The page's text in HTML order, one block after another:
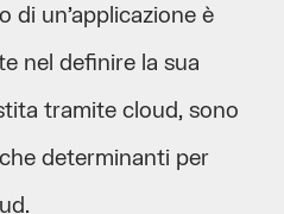
di un’applicazione è
nel definire la sua
tramite cloud, sono
determinanti per